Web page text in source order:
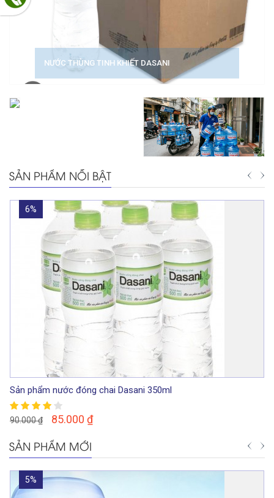
NƯỚC THÙNG TINH KHIẾT DASANI
SẢN PHẨM NỖI BẬT
Sản phẩm nước đóng chai Dasani 350ml
90.000₫ 85.000 ₫
6%
SẢN PHẨM MỚI
5%